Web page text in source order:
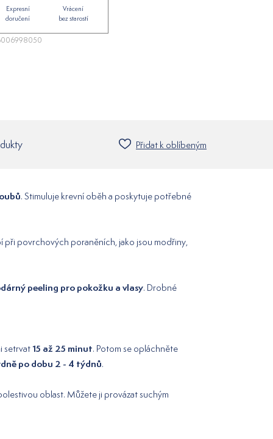
Expresní
doručení
Vrácení
bez starostí
Přidat k oblíbeným
. Stimuluje krevní oběh a poskytuje potřebné
při povrchových poraněních, jako jsou modřiny,
peeling pro pokožku a vlasy. Drobné
setrvat15 až 25 minut. Potom se opláchněte
po dobu 2 - 4 týdnů.
oblast. Můžete ji provázat suchým